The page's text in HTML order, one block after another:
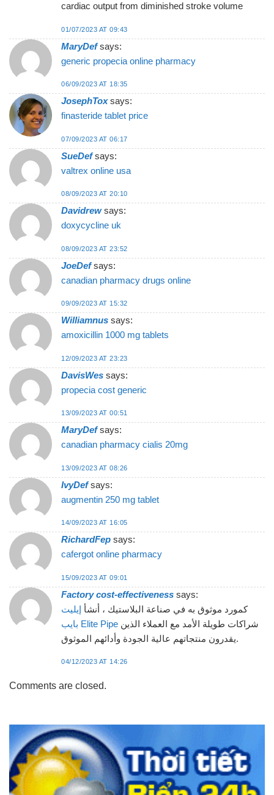
cardiac output from diminished stroke volume
01/07/2023 AT 09:43
MaryDef says:
generic propecia online pharmacy
06/09/2023 AT 18:35
JosephTox says:
finasteride tablet price
07/09/2023 AT 06:17
SueDef says:
valtrex online usa
08/09/2023 AT 20:10
Davidrew says:
doxycycline uk
08/09/2023 AT 23:52
JoeDef says:
canadian pharmacy drugs online
09/09/2023 AT 15:32
Williamnus says:
amoxicillin 1000 mg tablets
12/09/2023 AT 23:23
DavisWes says:
propecia cost generic
13/09/2023 AT 00:51
MaryDef says:
canadian pharmacy cialis 20mg
13/09/2023 AT 08:26
IvyDef says:
augmentin 250 mg tablet
14/09/2023 AT 16:05
RichardFep says:
cafergot online pharmacy
15/09/2023 AT 09:01
Factory cost-effectiveness says:
كمورد موثوق به في صناعة البلاستيك ، أنشأ إيليت
بايب Elite Pipe
يقدرون منتجاتهم عالية الجودة وأدائهم الموثوق.
04/12/2023 AT 14:26
Comments are closed.